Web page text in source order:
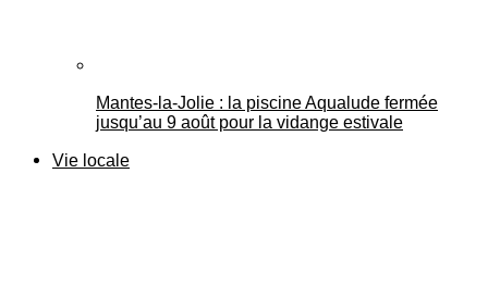
Mantes-la-Jolie : la piscine Aqualude fermée
jusqu’au 9 août pour la vidange estivale
Vie locale